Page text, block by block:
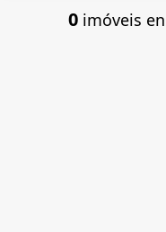
0 imóveis